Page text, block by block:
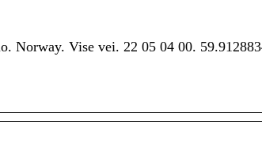
Norway. Vise vei. 22 05 04 00.